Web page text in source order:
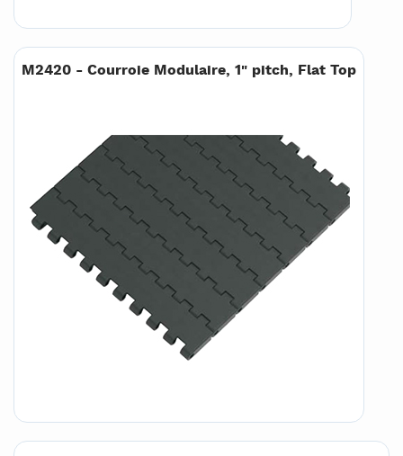
M2420 - Courroie Modulaire, 1" pitch, Flat Top